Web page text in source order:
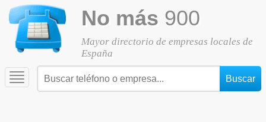
No más 900
Mayor directorio de empresas locales de
España
Toggle
navigation